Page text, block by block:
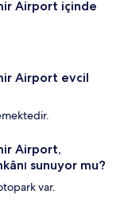
Airport içinde
Airport evcil
Airport,
sunuyor mu?
var.